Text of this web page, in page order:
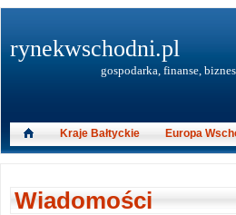
Wiadomości
rynekwschodni.pl
gospodarka, finanse, biznes
Kraje Bałtyckie Europa